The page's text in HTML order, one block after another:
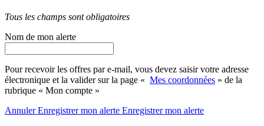
Tous les champs sont obligatoires
Nom de mon alerte
Pour recevoir les offres par e-mail, vous devez saisir votre adresse
électronique et la valider sur la page « Mes coordonnées » de la
rubrique « Mon compte »
AnnulerEnregistrer mon alerte Enregistrermon alerte